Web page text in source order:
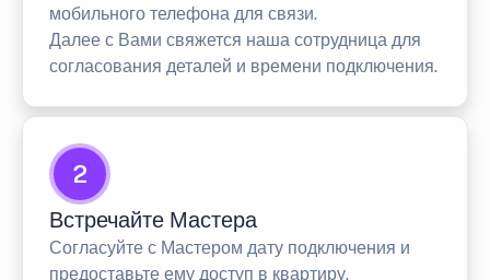
мобильного телефона для связи.
Далее с Вами свяжется наша сотрудница для
согласования деталей и времени подключения.
2
Встречайте Мастера
Согласуйте с Мастером дату подключения и
предоставьте ему доступ в квартиру.